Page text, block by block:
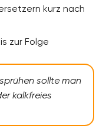
kurz nach
zur Folge
sollte man
kalkfreies